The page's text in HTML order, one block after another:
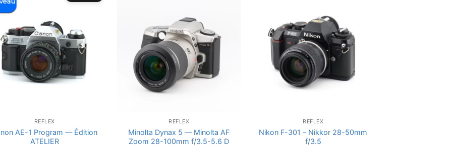
REFLEX
AE-1 Program — Édition
ATELIER
REFLEX
Minolta Dynax 5 — Minolta AF
Zoom 28-100mm f/3.5-5.6 D
REFLEX
Nikon F-301 – Nikkor 28-50mm
f/3.5